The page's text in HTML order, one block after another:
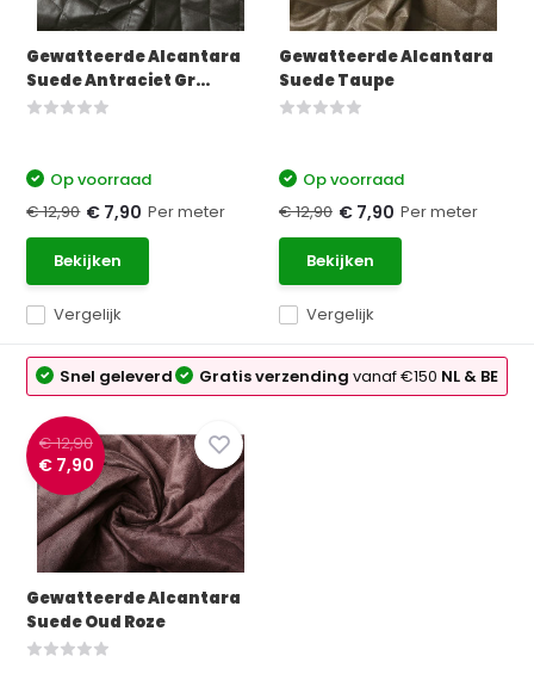
Gewatteerde Alcantara
Suede Antraciet Gr...
Vergelijk
Op voorraad
€ 12,90 € 7,90 Per meter
Bekijken
Gewatteerde Alcantara
Suede Taupe
Vergelijk
Op voorraad
€ 12,90 € 7,90 Per meter
Bekijken
Snel geleverd Gratis verzendingvanaf €150 NL & BE
€ 12,90
€ 7,90
Gewatteerde Alcantara
Suede Oud Roze